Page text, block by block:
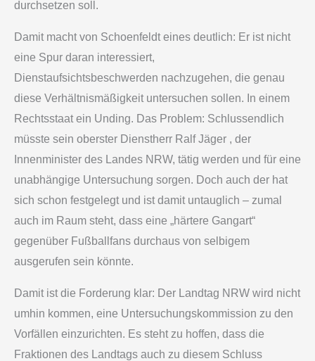
durchsetzen soll.
Damit macht von Schoenfeldt eines deutlich: Er ist nicht
eine Spur daran interessiert,
Dienstaufsichtsbeschwerden nachzugehen, die genau
diese Verhältnismäßigkeit untersuchen sollen. In einem
Rechtsstaat ein Unding. Das Problem: Schlussendlich
müsste sein oberster Dienstherr Ralf Jäger , der
Innenminister des Landes NRW, tätig werden und für eine
unabhängige Untersuchung sorgen. Doch auch der hat
sich schon festgelegt und ist damit untauglich – zumal
auch im Raum steht, dass eine „härtere Gangart“
gegenüber Fußballfans durchaus von selbigem
ausgerufen sein könnte.
Damit ist die Forderung klar: Der Landtag NRW wird nicht
umhin kommen, eine Untersuchungskommission zu den
Vorfällen einzurichten. Es steht zu hoffen, dass die
Fraktionen des Landtags auch zu diesem Schluss